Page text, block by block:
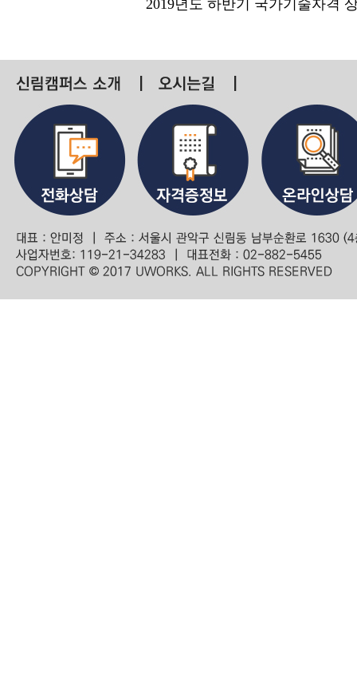
2019년도 하반기 국가기술자격